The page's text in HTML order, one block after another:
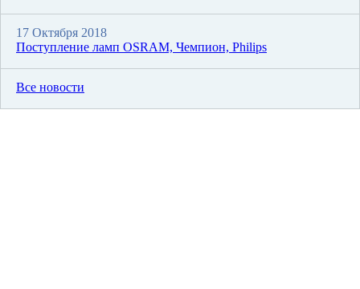
17 Октября 2018
Поступление ламп OSRAM, Чемпион, Philips
Все новости